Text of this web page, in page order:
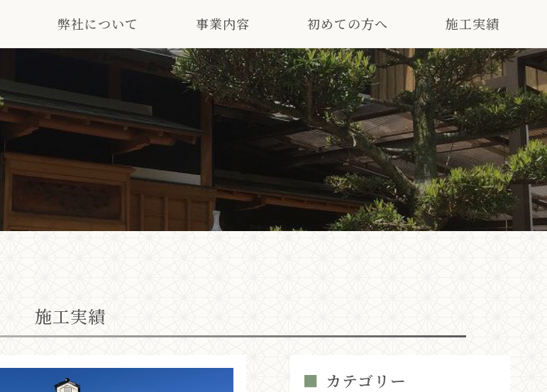
弊社について 事業内容 初めての方へ 施工実績
施工実績
カテゴリー